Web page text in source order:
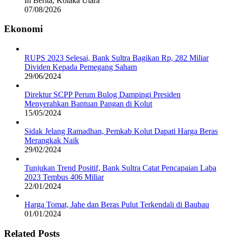
07/08/2026
Ekonomi
RUPS 2023 Selesai, Bank Sultra Bagikan Rp, 282 Miliar
Dividen Kepada Pemegang Saham
29/06/2024
Direktur SCPP Perum Bulog Dampingi Presiden
Menyerahkan Bantuan Pangan di Kolut
15/05/2024
Sidak Jelang Ramadhan, Pemkab Kolut Dapati Harga Beras
Merangkak Naik
29/02/2024
Tunjukan Trend Positif, Bank Sultra Catat Pencapaian Laba
2023 Tembus 406 Miliar
22/01/2024
Harga Tomat, Jahe dan Beras Pulut Terkendali di Baubau
01/01/2024
Related Posts